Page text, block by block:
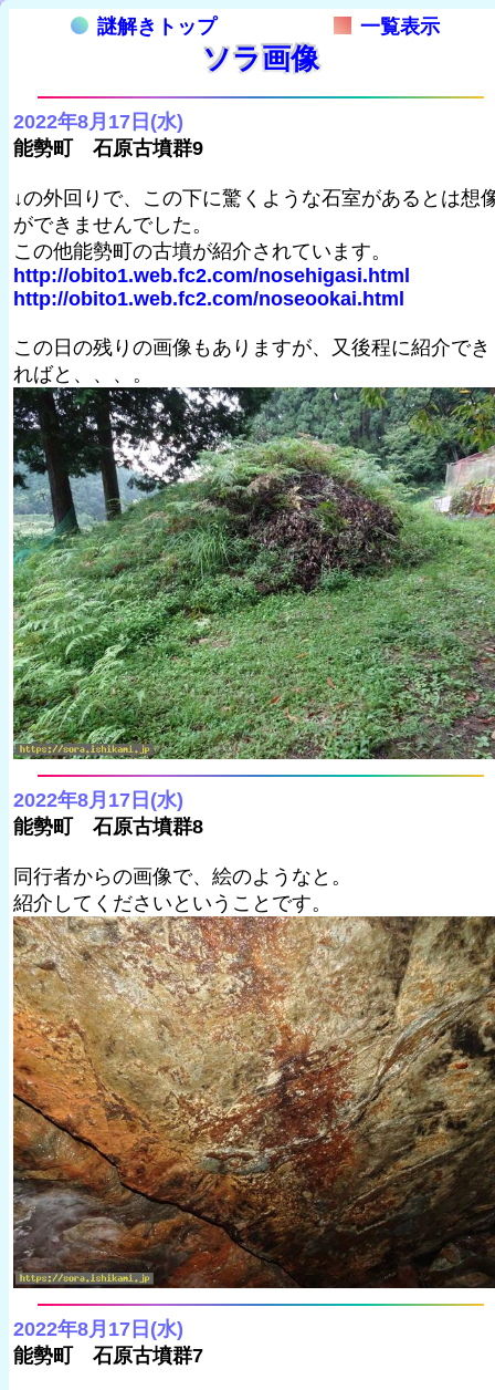
謎解きトップ 一覧表示
ソラ画像
2022年8月17日(水)
能勢町 石原古墳群9
↓の外回りで、この下に驚くような石室があるとは想
ができませんでした。
この他能勢町の古墳が紹介されています。
http://obito1.web.fc2.com/nosehigasi.html
http://obito1.web.fc2.com/noseookai.html
この日の残りの画像もありますが、又後程に紹介でき
ればと、、、。
2022年8月17日(水)
能勢町 石原古墳群8
同行者からの画像で、絵のようなと。
紹介してくださいということです。
2022年8月17日(水)
能勢町 石原古墳群7